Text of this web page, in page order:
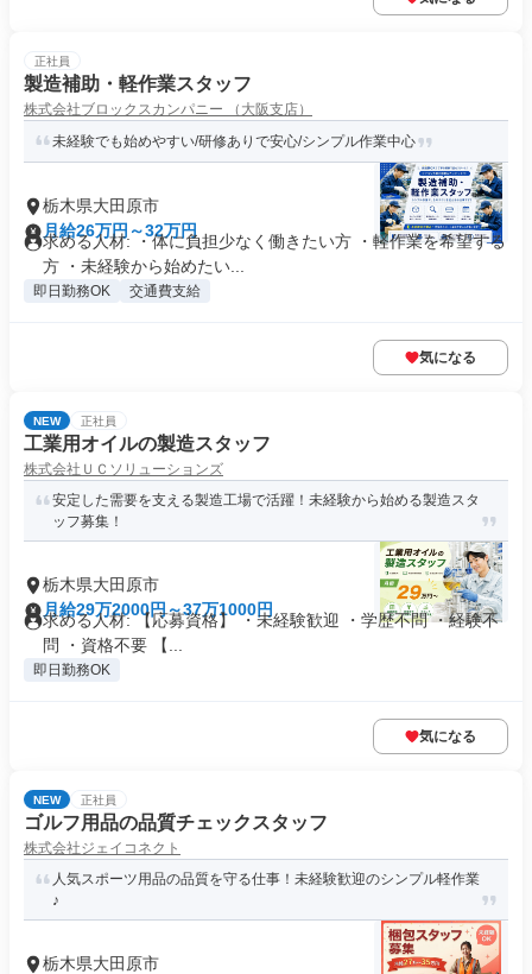
正社員
製造補助・軽作業スタッフ
株式会社ブロックスカンパニー （大阪支店）
未経験でも始めやすい/研修ありで安心/シンプル作業中心
栃木県大田原市
月給26万円～32万円
求める人材: ・体に負担少なく働きたい方 ・軽作業を希望する
方 ・未経験から始めたい...
即日勤務OK 交通費支給
気になる
NEW 正社員
工業用オイルの製造スタッフ
株式会社ＵＣソリューションズ
安定した需要を支える製造工場で活躍！未経験から始める製造スタ
ッフ募集！
栃木県大田原市
月給29万2000円～37万1000円
求める人材: 【応募資格】 ・未経験歓迎 ・学歴不問 ・経験不
問 ・資格不要 【...
即日勤務OK
気になる
NEW 正社員
ゴルフ用品の品質チェックスタッフ
株式会社ジェイコネクト
人気スポーツ用品の品質を守る仕事！未経験歓迎のシンプル軽作業
♪
栃木県大田原市